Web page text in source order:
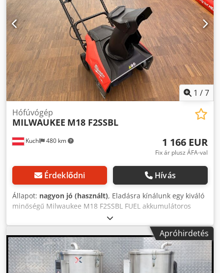
1 /7
Kuchl 480 km
Hófúvógép
MILWAUKEE M18 F2SSBL
1 166 EUR
Fix ár plusz ÁFA-val
Érdeklődni Hívás
Állapot: nagyon jó (használt), Eladásra kínálunk egy kiváló
minőségű Milwaukee M18 F2SSBL FUEL akkumulátoros
hótolót, amely bemutató gépként, nagyon jó állapotban
van. - A gépet kizárólag üzletben mutatták be – nem volt
használva téli, nehéz körülmények között! - Fontos: Akku és
töltő nélkül szállítjuk (ideális mindazoknak, akik már
rendelkeznek Milwaukee M18 rendszerrel). Főbb jellemzők:
- Nagy teljesítményű, kefementes POWERSTATE™ motor - A
Apróhirdetés